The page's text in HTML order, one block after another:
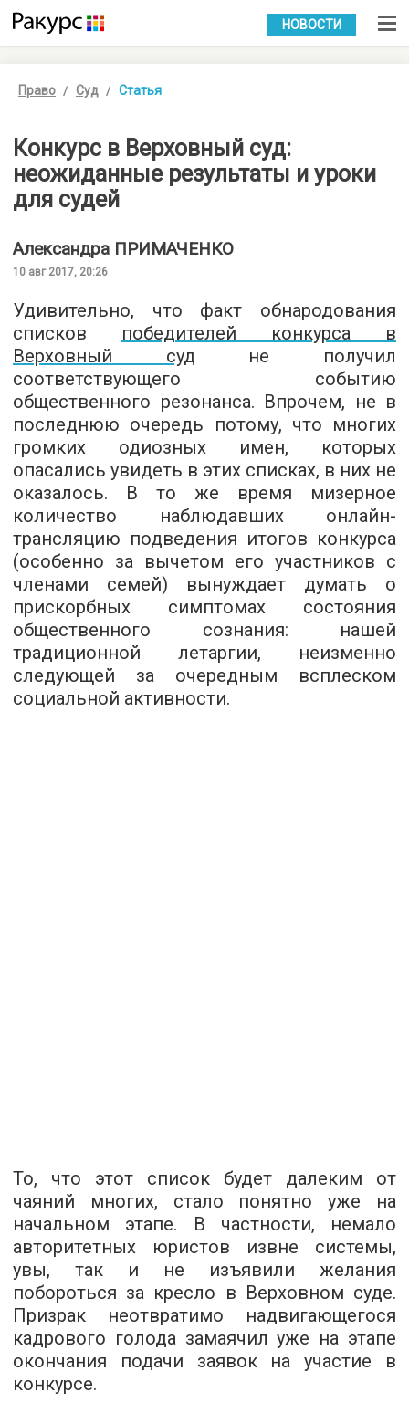
УКР РУС
НОВОСТИ
Право Суд Статья
Конкурс в Верховный суд:
неожиданные результаты и уроки
для судей
Александра ПРИМАЧЕНКО
10 авг 2017, 20:26
Удивительно, что факт обнародования
списков победителей конкурса в
Верховный суд не получил
соответствующего событию
общественного резонанса. Впрочем, не в
последнюю очередь потому, что многих
громких одиозных имен, которых
опасались увидеть в этих списках, в них не
оказалось. В то же время мизерное
количество наблюдавших онлайн-
трансляцию подведения итогов конкурса
(особенно за вычетом его участников с
членами семей) вынуждает думать о
прискорбных симптомах состояния
общественного сознания: нашей
традиционной летаргии, неизменно
следующей за очередным всплеском
социальной активности.
То, что этот список будет далеким от
чаяний многих, стало понятно уже на
начальном этапе. В частности, немало
авторитетных юристов извне системы,
увы, так и не изъявили желания
побороться за кресло в Верховном суде.
Призрак неотвратимо надвигающегося
кадрового голода замаячил уже на этапе
окончания подачи заявок на участие в
конкурсе.